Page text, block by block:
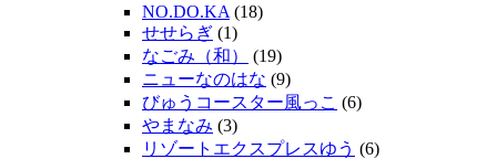
NO.DO.KA (18)
せせらぎ (1)
なごみ（和）
(19)
ニューなのはな (9)
びゅうコースター風っこ (6)
やまなみ (3)
リゾートエクスプレスゆう (6)